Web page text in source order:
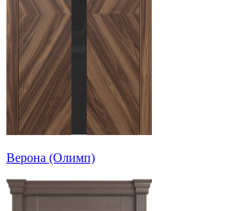
Верона (Олимп)